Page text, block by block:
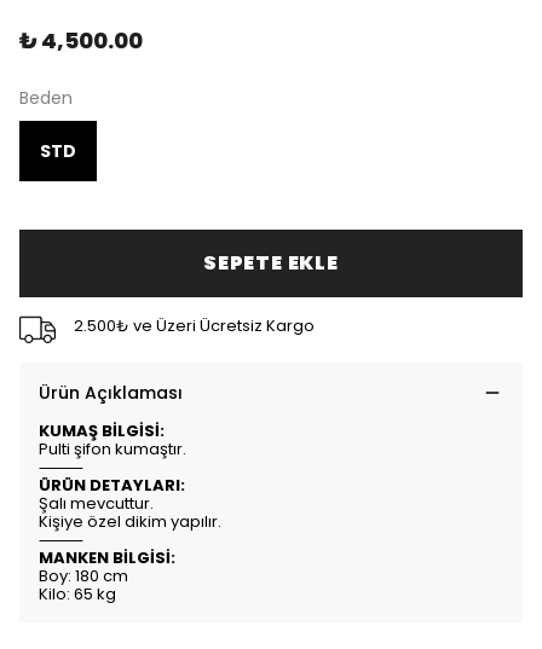
₺ 4,500.00
Beden
STD
SEPETE EKLE
2.500₺ ve Üzeri Ücretsiz Kargo
Ürün Açıklaması
KUMAŞ BİLGİSİ:
Pulti şifon kumaştır.
⸻
ÜRÜN DETAYLARI:
Şalı mevcuttur.
Kişiye özel dikim yapılır.
⸻
MANKEN BİLGİSİ:
Boy: 180 cm
Kilo: 65 kg